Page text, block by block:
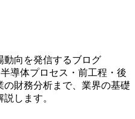
動向を発信するブログ
半導体プロセス・前工程・後
財務分析まで、業界の基礎
します。